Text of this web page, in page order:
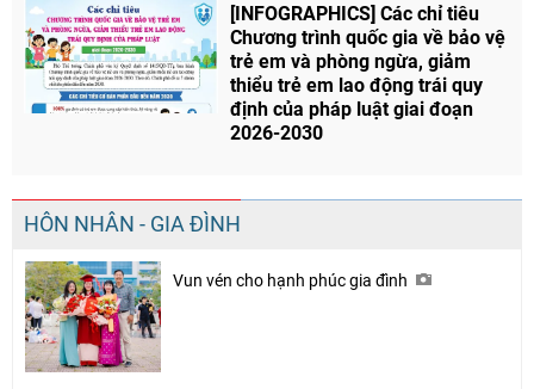
[INFOGRAPHICS] Các chỉ tiêu
Chương trình quốc gia về bảo vệ
trẻ em và phòng ngừa, giảm
thiểu trẻ em lao động trái quy
định của pháp luật giai đoạn
2026-2030
HÔN NHÂN - GIA ĐÌNH
Vun vén cho hạnh phúc gia đình